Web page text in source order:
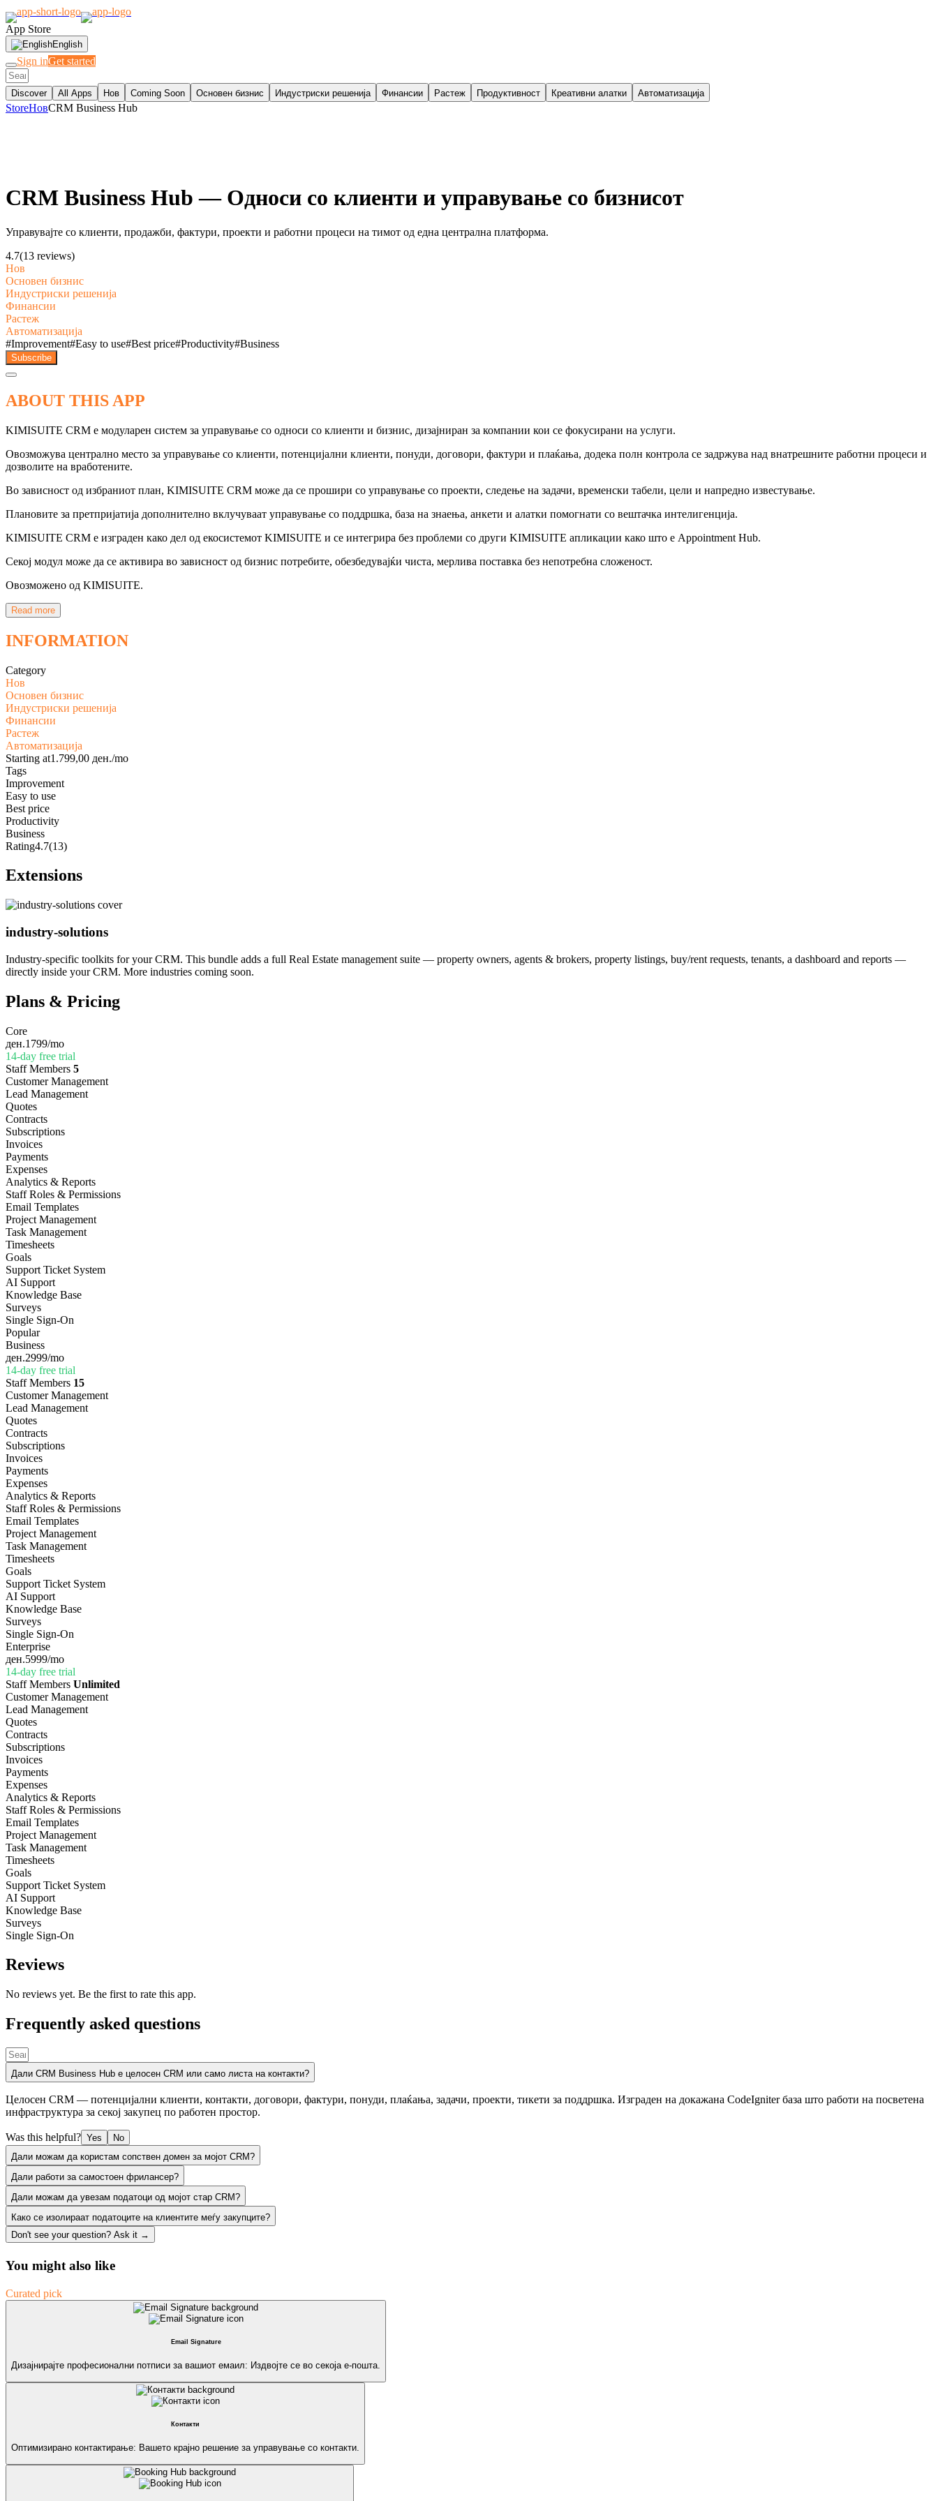
App Store
English
Sign inGet started
Discover All Apps Нов Coming Soon Основен бизнис Индустриски решенија Финансии Растеж Продуктивност Креативни алатки Автоматизација
StoreНовCRM Business Hub
CRM Business Hub — Односи со клиенти и управување со бизнисот
Управувајте со клиенти, продажби, фактури, проекти и работни процеси на тимот од една централна платформа.
4.7(13 reviews)
Нов
Основен бизнис
Индустриски решенија
Финансии
Растеж
Автоматизација
#Improvement#Easy to use#Best price#Productivity#Business
Subscribe
ABOUT THIS APP
KIMISUITE CRM е модуларен систем за управување со односи со клиенти и бизнис, дизајниран за компании кои се фокусирани на услуги.
Овозможува централно место за управување со клиенти, потенцијални клиенти, понуди, договори, фактури и плаќања, додека полн контрола се задржува над внатрешните работни процеси и
дозволите на вработените.
Во зависност од избраниот план, KIMISUITE CRM може да се прошири со управување со проекти, следење на задачи, временски табели, цели и напредно известување.
Плановите за претпријатија дополнително вклучуваат управување со поддршка, база на знаења, анкети и алатки помогнати со вештачка интелигенција.
KIMISUITE CRM е изграден како дел од екосистемот KIMISUITE и се интегрира без проблеми со други KIMISUITE апликации како што е Appointment Hub.
Секој модул може да се активира во зависност од бизнис потребите, обезбедувајќи чиста, мерлива поставка без непотребна сложеност.
Овозможено од KIMISUITE.
Read more
INFORMATION
Category
Нов
Основен бизнис
Индустриски решенија
Финансии
Растеж
Автоматизација
Starting at1.799,00 ден./mo
Tags
Improvement
Easy to use
Best price
Productivity
Business
Rating4.7(13)
Extensions
industry-solutions
Industry-specific toolkits for your CRM. This bundle adds a full Real Estate management suite — property owners, agents & brokers, property listings, buy/rent requests, tenants, a dashboard and reports —
directly inside your CRM. More industries coming soon.
Plans & Pricing
Core
ден.1799/mo
14-day free trial
Staff Members 5
Customer Management
Lead Management
Quotes
Contracts
Subscriptions
Invoices
Payments
Expenses
Analytics & Reports
Staff Roles & Permissions
Email Templates
Project Management
Task Management
Timesheets
Goals
Support Ticket System
AI Support
Knowledge Base
Surveys
Single Sign-On
Popular
Business
ден.2999/mo
14-day free trial
Staff Members 15
Customer Management
Lead Management
Quotes
Contracts
Subscriptions
Invoices
Payments
Expenses
Analytics & Reports
Staff Roles & Permissions
Email Templates
Project Management
Task Management
Timesheets
Goals
Support Ticket System
AI Support
Knowledge Base
Surveys
Single Sign-On
Enterprise
ден.5999/mo
14-day free trial
Staff Members Unlimited
Customer Management
Lead Management
Quotes
Contracts
Subscriptions
Invoices
Payments
Expenses
Analytics & Reports
Staff Roles & Permissions
Email Templates
Project Management
Task Management
Timesheets
Goals
Support Ticket System
AI Support
Knowledge Base
Surveys
Single Sign-On
Reviews
No reviews yet. Be the first to rate this app.
Frequently asked questions
Дали CRM Business Hub е целосен CRM или само листа на контакти?
Целосен CRM — потенцијални клиенти, контакти, договори, фактури, понуди, плаќања, задачи, проекти, тикети за поддршка. Изграден на докажана CodeIgniter база што работи на посветена
инфраструктура за секој закупец по работен простор.
Was this helpful? Yes
No
Дали можам да користам сопствен домен за мојот CRM?
Дали работи за самостоен фрилансер?
Дали можам да увезам податоци од мојот стар CRM?
Како се изолираат податоците на клиентите меѓу закупците?
Don't see your question? Ask it →
You might also like
Curated pick
Email Signature
Дизајнирајте професионални потписи за вашиот емаил: Издвојте се во секоја е-пошта.
Контакти
Оптимизирано контактирање: Вашето крајно решение за управување со контакти.